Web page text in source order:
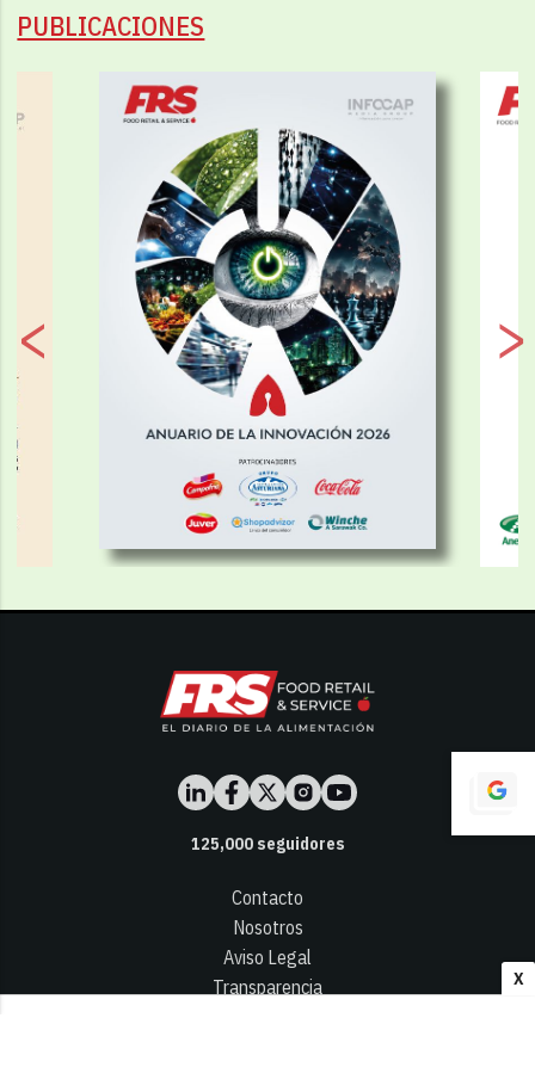
X
PUBLICACIONES
125,000seguidores
Contacto
Nosotros
Aviso Legal
Transparencia